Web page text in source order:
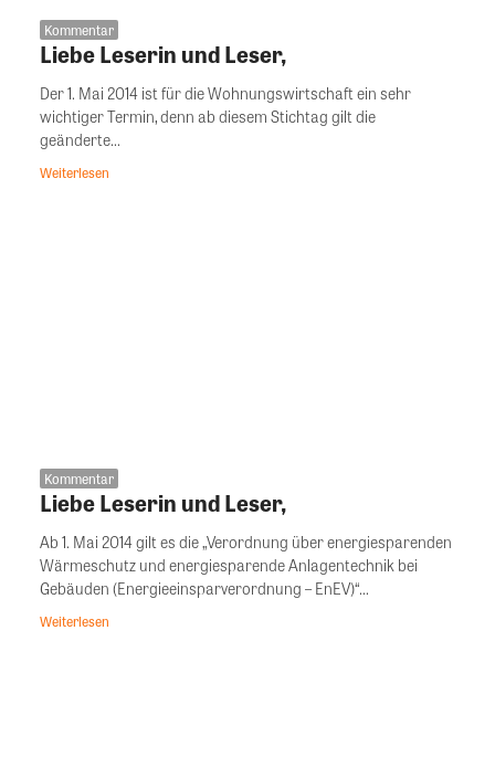
Kommentar
Liebe Leserin und Leser,
Der 1. Mai 2014 ist für die Wohnungswirtschaft ein sehr
wichtiger Termin, denn ab diesem Stichtag gilt die
geänderte...
Weiterlesen
Kommentar
Liebe Leserin und Leser,
Ab 1. Mai 2014 gilt es die „Verordnung über energiesparenden
Wärmeschutz und energiesparende Anlagentechnik bei
Gebäuden (Energieeinsparverordnung – EnEV)“...
Weiterlesen